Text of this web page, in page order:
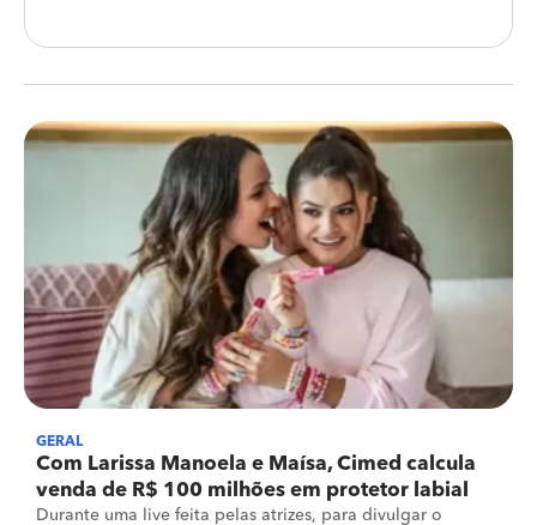
GERAL
Com Larissa Manoela e Maísa, Cimed calcula
venda de R$ 100 milhões em protetor labial
Durante uma live feita pelas atrizes, para divulgar o